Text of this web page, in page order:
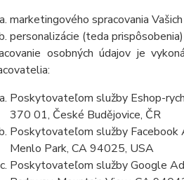
marketingového spracovania
personalizácie (teda
osobných údajov je
Poskytovateľom služby Eshop-
370 01, České Budějovice, ČR
Poskytovateľom služby Facebook
Menlo Park, CA 94025, USA
Poskytovateľom služby Google